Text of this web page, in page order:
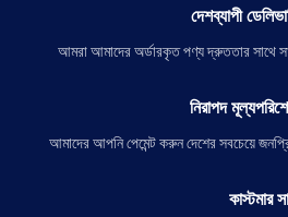
দেশব্যাপী
আমরা আমাদের অর্ডারকৃত পণ্য দ্রুততার সাথে
নিরাপদ
আমাদের আপনি পেমেন্ট করুন দেশের সবচেয়ে
কাস্টমার